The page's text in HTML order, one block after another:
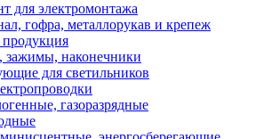
для электромонтажа
гофра, металлорукав и крепеж
продукция
зажимы, наконечники
для светильников
газоразрядные